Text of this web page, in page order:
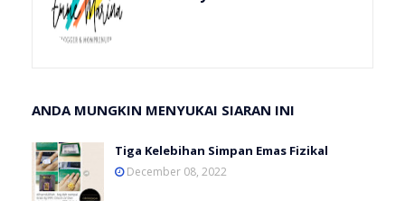
ANDA MUNGKIN MENYUKAI SIARAN INI
Tiga Kelebihan Simpan Emas Fizikal
December 08, 2022